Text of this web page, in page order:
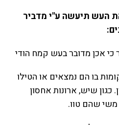
העש תיעשה ע"י מדביר
בו הם נמצאים או הטילו
כגון שיש, ארונות אחסון
שהם טוו.